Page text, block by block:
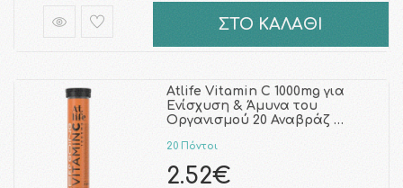
ΣΤΟ ΚΑΛΑΘΙ
Atlife Vitamin C 1000mg για
Ενίσχυση & Άμυνα του
Οργανισμού 20 Αναβράζ …
20 Πόντοι
2.52€